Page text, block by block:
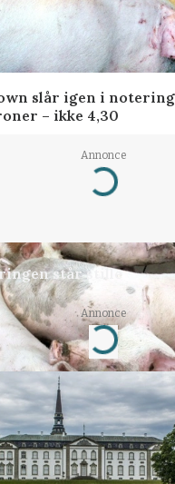
slår igen i
– ikke 4,30
Annonce
Loading...
står stille
Annonce
Loading...